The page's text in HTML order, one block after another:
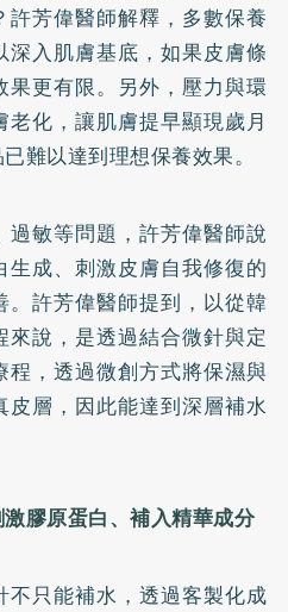
芳偉醫師解釋，多數保養
入肌膚基底，如果皮膚條
更有限。另外，壓力與環
化，讓肌膚提早顯現歲月
難以達到理想保養效果。
敏等問題，許芳偉醫師說
成、刺激皮膚自我修復的
許芳偉醫師提到，以從韓
說，是透過結合微針與定
，透過微創方式將保濕與
層，因此能達到深層補水
膠原蛋白、補入精華成分
只能補水，透過客製化成